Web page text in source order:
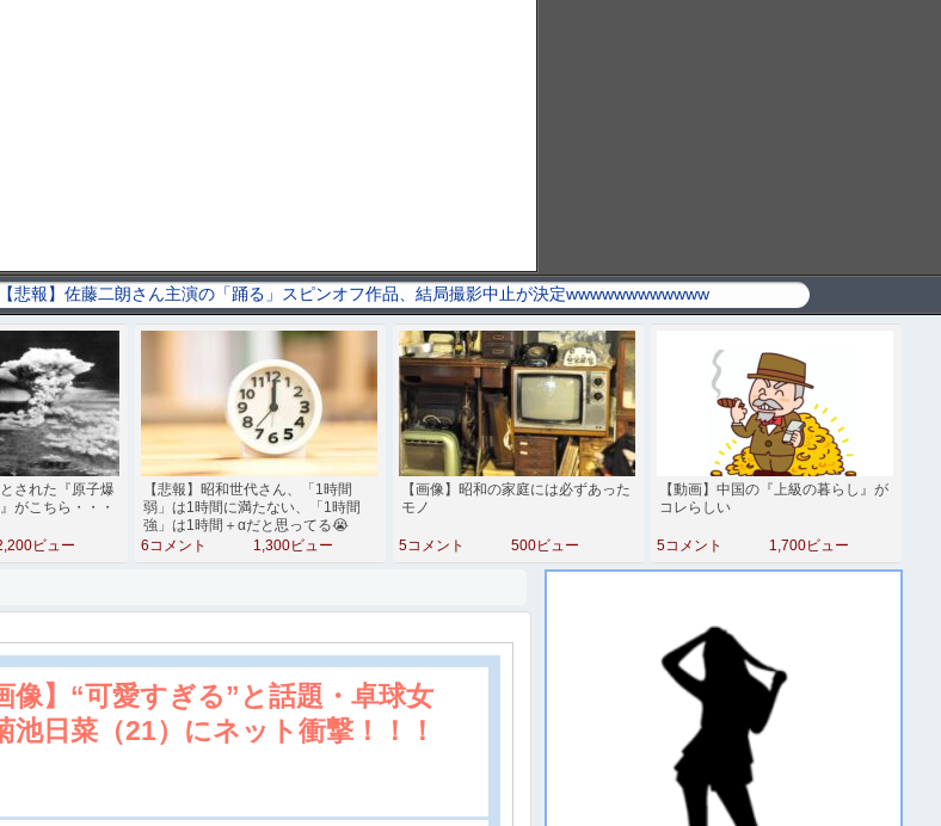
された『原子爆
がこちら・・・
ビュー
【悲報】昭和世代さん、「1時間
弱」は1時間に満たない、「1時間
強」は1時間＋αだと思ってる😭
6コメント
1,300ビュー
【画像】昭和の家庭には必ずあった
モノ
5コメント 500ビュー
【動画】中国の『上級の暮らし』が
コレらしい
5コメント 1,700ビュー
像】“可愛すぎる”と話題・卓球女
池日菜（21）にネット衝撃！！！